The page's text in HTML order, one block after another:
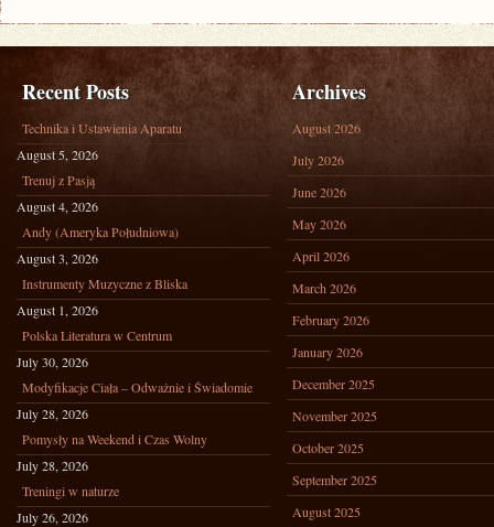
Recent Posts
Technika i Ustawienia Aparatu
August 5, 2026
Trenuj z Pasją
August 4, 2026
Andy (Ameryka Południowa)
August 3, 2026
Instrumenty Muzyczne z Bliska
August 1, 2026
Polska Literatura w Centrum
July 30, 2026
Modyfikacje Ciała – Odważnie i Świadomie
July 28, 2026
Pomysły na Weekend i Czas Wolny
July 28, 2026
Treningi w naturze
July 26, 2026
Archives
August 2026
July 2026
June 2026
May 2026
April 2026
March 2026
February 2026
January 2026
December 2025
November 2025
October 2025
September 2025
August 2025